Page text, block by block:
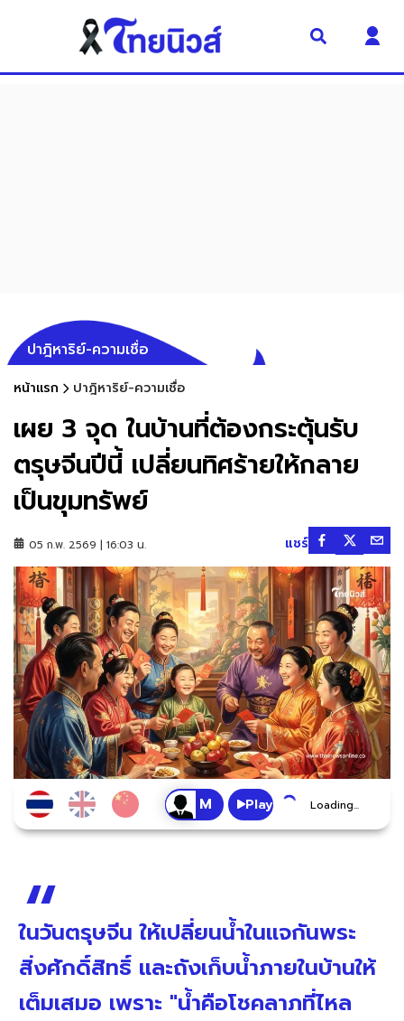
ปาฎิหาริย์-ความเชื่อ
หน้าแรก ปาฎิหาริย์-ความเชื่อ
เผย 3 จุด ในบ้านที่ต้องกระตุ้นรับ
ตรุษจีนปีนี้ เปลี่ยนทิศร้ายให้กลาย
เป็นขุมทรัพย์
05 ก.พ. 2569 | 16:03 น. แชร์
Play Loading...
ในวันตรุษจีน ให้เปลี่ยนน้ำในแจกันพระ
สิ่งศักดิ์สิทธิ์ และถังเก็บน้ำภายในบ้านให้
เต็มเสมอ เพราะ "น้ำคือโชคลาภที่ไหล